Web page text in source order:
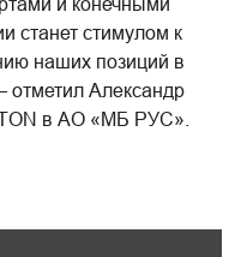
станет стимулом к
наших позиций в
отметил Александр
в АО «МБ РУС».